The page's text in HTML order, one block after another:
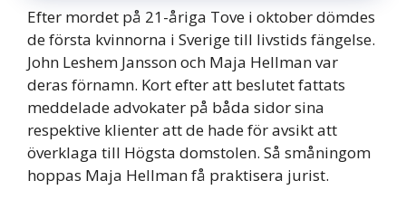
Efter mordet på 21-åriga Tove i oktober dömdes
de första kvinnorna i Sverige till livstids fängelse.
John Leshem Jansson och Maja Hellman var
deras förnamn. Kort efter att beslutet fattats
meddelade advokater på båda sidor sina
respektive klienter att de hade för avsikt att
överklaga till Högsta domstolen. Så småningom
hoppas Maja Hellman få praktisera jurist.